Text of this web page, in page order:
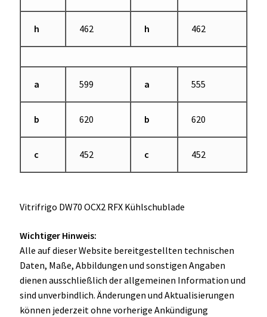
h 462 h 462
a 599 a 555
b 620 b 620
c 452 c 452
Vitrifrigo DW70 OCX2 RFX Kühlschublade
Wichtiger Hinweis:
Alle auf dieser Website bereitgestellten technischen
Daten, Maße, Abbildungen und sonstigen Angaben
dienen ausschließlich der allgemeinen Information und
sind unverbindlich. Änderungen und Aktualisierungen
können jederzeit ohne vorherige Ankündigung